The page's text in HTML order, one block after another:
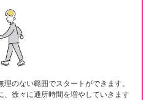
のない範囲でスタートができます。
、徐々に通所時間を増やしていきます